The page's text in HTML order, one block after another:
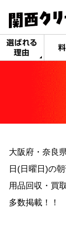
選ばれる
理由
大阪府・奈良
日(日曜日)の
用品回収・買
多数掲載！！